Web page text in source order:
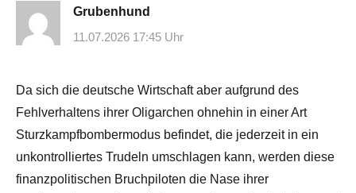
Grubenhund
11.07.2026 17:45 Uhr
Da sich die deutsche Wirtschaft aber aufgrund des
Fehlverhaltens ihrer Oligarchen ohnehin in einer Art
Sturzkampfbombermodus befindet, die jederzeit in ein
unkontrolliertes Trudeln umschlagen kann, werden diese
finanzpolitischen Bruchpiloten die Nase ihrer